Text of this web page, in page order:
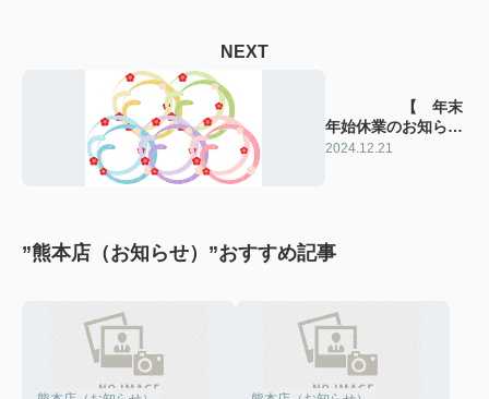
NEXT
【 年末
年始休業のお知ら
せ 】
2024.12.21
”熊本店（お知らせ）”おすすめ記事